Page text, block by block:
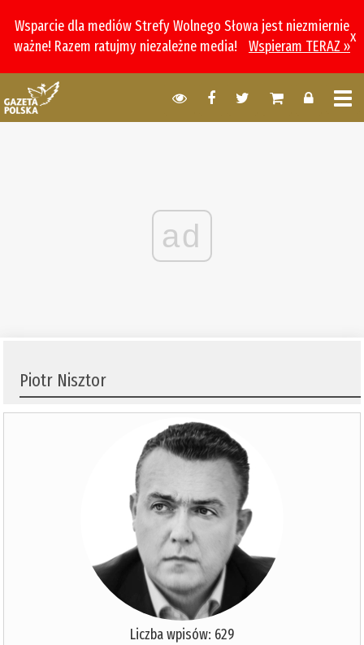
Wsparcie dla mediów Strefy Wolnego Słowa jest niezmiernie
ważne! Razem ratujmy niezależne media!
Wspieram TERAZ »
x
ad
Piotr Nisztor
Liczba wpisów: 629